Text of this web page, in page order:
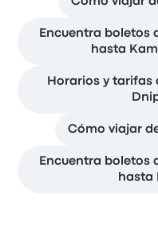
Encuentra boletos
hasta
Horarios y tarifas
Cómo viajar
Encuentra boletos
hasta